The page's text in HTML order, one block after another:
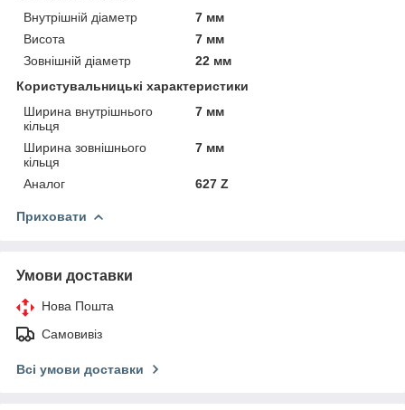
Внутрішній діаметр
7 мм
Висота
7 мм
Зовнішній діаметр
22 мм
Користувальницькі характеристики
Ширина внутрішнього
кільця
7 мм
Ширина зовнішнього
кільця
7 мм
Аналог 627 Z
Приховати
Умови доставки
Нова Пошта
Самовивіз
Всі умови доставки